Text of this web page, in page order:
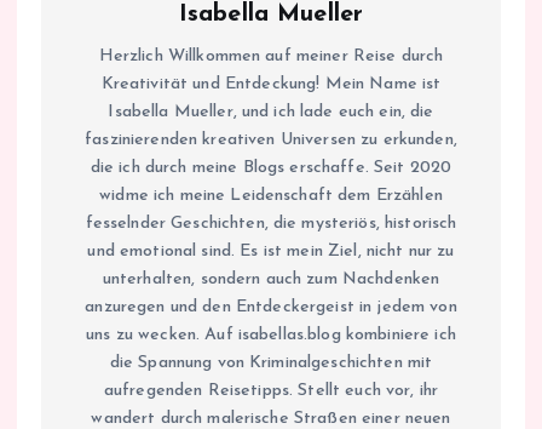
Isabella Mueller
Herzlich Willkommen auf meiner Reise durch
Kreativität und Entdeckung! Mein Name ist
Isabella Mueller, und ich lade euch ein, die
faszinierenden kreativen Universen zu erkunden,
die ich durch meine Blogs erschaffe. Seit 2020
widme ich meine Leidenschaft dem Erzählen
fesselnder Geschichten, die mysteriös, historisch
und emotional sind. Es ist mein Ziel, nicht nur zu
unterhalten, sondern auch zum Nachdenken
anzuregen und den Entdeckergeist in jedem von
uns zu wecken. Auf isabellas.blog kombiniere ich
die Spannung von Kriminalgeschichten mit
aufregenden Reisetipps. Stellt euch vor, ihr
wandert durch malerische Straßen einer neuen